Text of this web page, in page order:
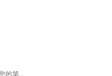
的第…